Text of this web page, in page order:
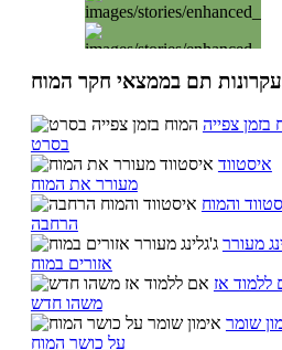
עקרונות תם בממצאי חקר המוח
בזמן צפייה
בסרט
איסטווד
מעורר את המוח
והמוח
הרחבה
מעורר
אזורים במוח
ללמוד אז
משהו חדש
שומר
על כושר המוח